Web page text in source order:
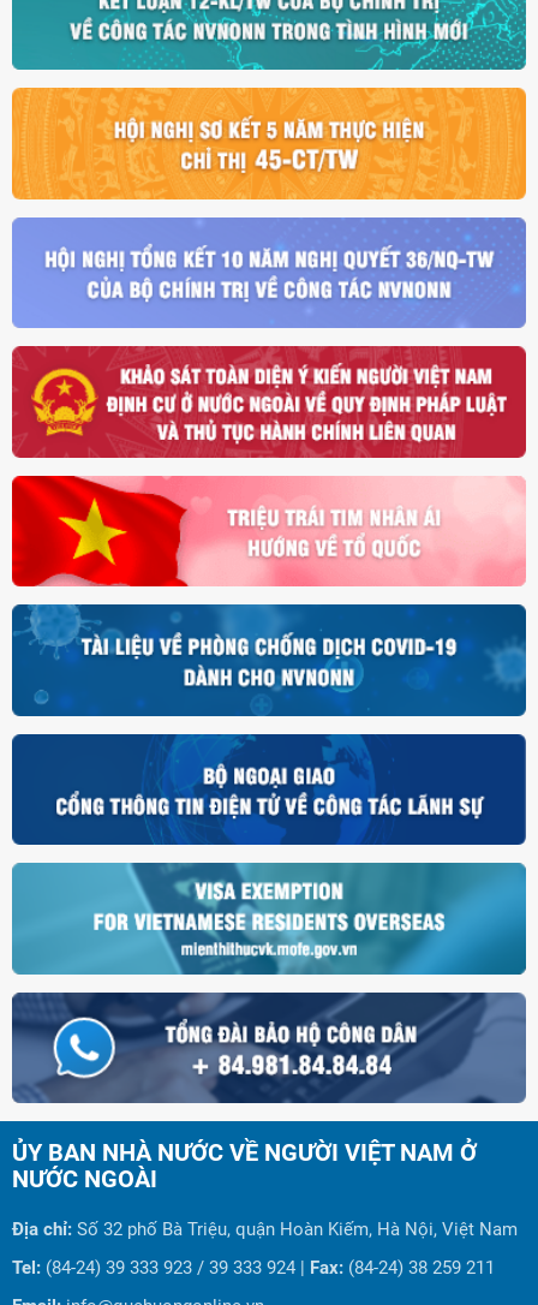
ỦY BAN NHÀ NƯỚC VỀ NGƯỜI VIỆT NAM Ở
NƯỚC NGOÀI
Địa chỉ: Số 32 phố Bà Triệu, quận Hoàn Kiếm, Hà Nội, Việt Nam
Tel: (84-24) 39 333 923 / 39 333 924 | Fax: (84-24) 38 259 211